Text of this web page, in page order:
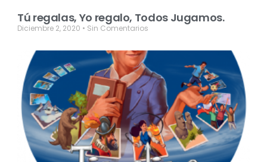
Tú regalas, Yo regalo, Todos Jugamos.
Diciembre 2, 2020 Sin Comentarios